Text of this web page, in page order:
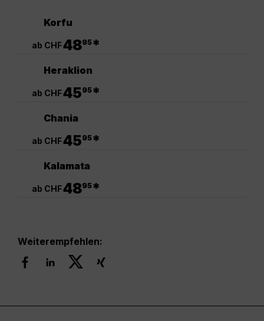
Korfu
ab CHF4895*
Heraklion
ab CHF4595*
Chania
ab CHF4595*
Kalamata
ab CHF4895*
Weiterempfehlen: